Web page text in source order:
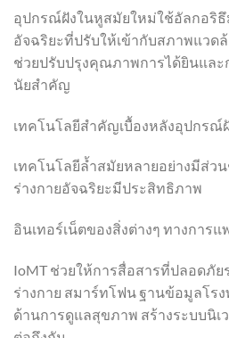
อุปกรณ์ฝังในหูสมัยใหม่ใช้อัลกอริธึ
อัจฉริยะที่ปรับให้เข้ากับสภาพแวด
ช่วยปรับปรุงคุณภาพการได้ยินและ
นัยสำคัญ
เทคโนโลยีสำคัญเบื้องหลังอุปกรณ์
เทคโนโลยีล้ำสมัยหลายอย่างมีส่ว
ร่างกายอัจฉริยะมีประสิทธิภาพ
อินเทอร์เน็ตของสิ่งต่างๆ ทางการแ
IoMT ช่วยให้การสื่อสารที่ปลอดภั
ร่างกาย สมาร์ทโฟน ฐานข้อมูลโร
ด้านการดูแลสุขภาพ สร้างระบบนิ